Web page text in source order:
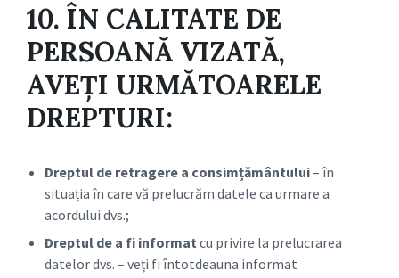
10. ÎN CALITATE DE
PERSOANĂ VIZATĂ,
AVEȚI URMĂTOARELE
DREPTURI:
Dreptul de retragere a consimțământului– în
situația în care vă prelucrăm datele ca urmare a
acordului dvs.;
Dreptul de a fi informat cu privire la prelucrarea
datelor dvs. – veți fi întotdeauna informat